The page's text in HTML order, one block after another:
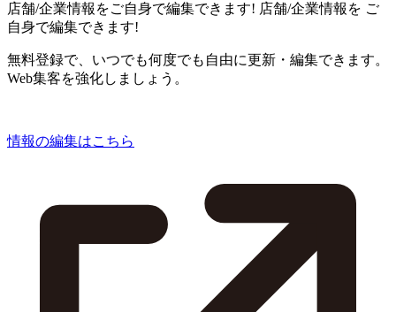
店舗/企業情報をご自身で編集できます! 店舗/企業情報を ご
自身で編集できます!
無料登録で、いつでも何度でも自由に更新・編集できます。
Web集客を強化しましょう。
情報の編集はこちら